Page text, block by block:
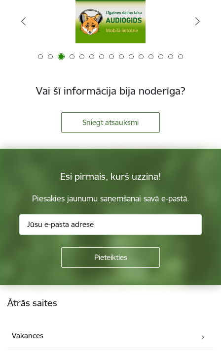
Vai šī informācija bija noderīga?
Sniegt atsauksmi
Esi pirmais, kurš uzzina!
Piesakies jaunumu saņemšanai savā e-pastā.
Kājene
Ātrās saites
Vakances